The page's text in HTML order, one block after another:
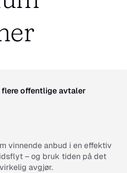
flere offentlige avtaler
vinnende anbud i en effektiv
– og bruk tiden på det
avgjør.